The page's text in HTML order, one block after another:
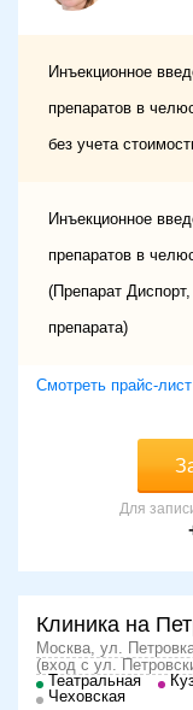
Инъекционное
препаратов в
без учета
Инъекционное
препаратов в
(Препарат
препарата)
Смотреть прайс-
Для
Клиника на
Москва, ул.
(вход с ул.
Театральная
Чеховская